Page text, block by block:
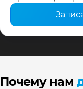
Почему нам